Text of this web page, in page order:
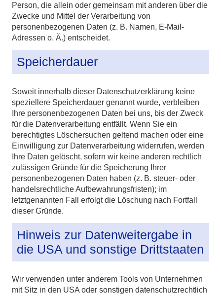
Person, die allein oder gemeinsam mit anderen über die
Zwecke und Mittel der Verarbeitung von
personenbezogenen Daten (z. B. Namen, E-Mail-
Adressen o. Ä.) entscheidet.
Speicherdauer
Soweit innerhalb dieser Datenschutzerklärung keine
speziellere Speicherdauer genannt wurde, verbleiben
Ihre personenbezogenen Daten bei uns, bis der Zweck
für die Datenverarbeitung entfällt. Wenn Sie ein
berechtigtes Löschersuchen geltend machen oder eine
Einwilligung zur Datenverarbeitung widerrufen, werden
Ihre Daten gelöscht, sofern wir keine anderen rechtlich
zulässigen Gründe für die Speicherung Ihrer
personenbezogenen Daten haben (z. B. steuer- oder
handelsrechtliche Aufbewahrungsfristen); im
letztgenannten Fall erfolgt die Löschung nach Fortfall
dieser Gründe.
Hinweis zur Datenweitergabe in
die USA und sonstige Drittstaaten
Wir verwenden unter anderem Tools von Unternehmen
mit Sitz in den USA oder sonstigen datenschutzrechtlich